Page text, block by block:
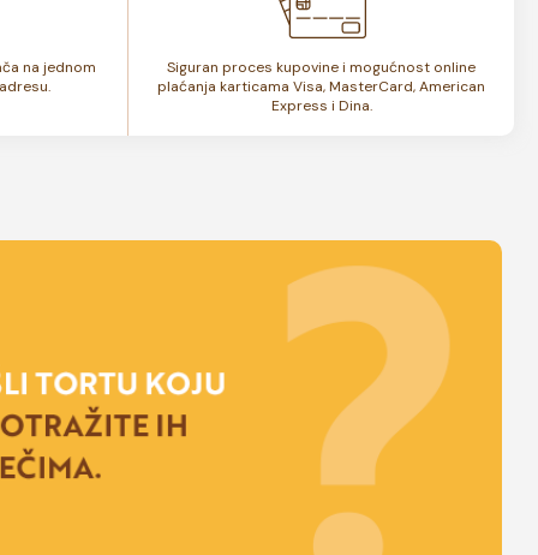
na jednom
Siguran proces kupovine i mogućnost online
plaćanja karticama Visa, MasterCard, American
Express i Dina.